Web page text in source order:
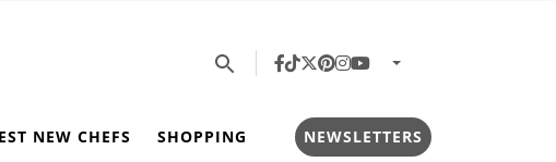
NEW CHEFS SHOPPING NEWSLETTERS